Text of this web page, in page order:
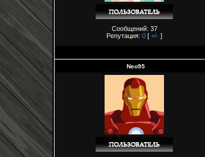
Сообщений: 37
Репутация: 0 [ +/- ]
Neo95